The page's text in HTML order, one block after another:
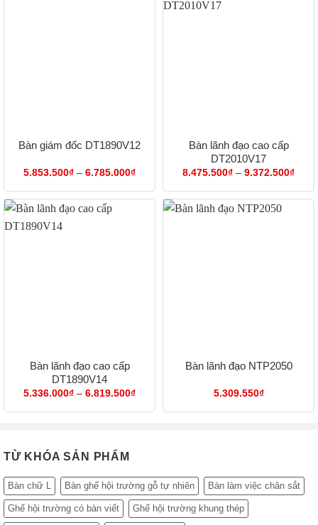
Bàn giám đốc DT1890V12
5.853.500₫ – 6.785.000₫Khoảng
từ
5.853.500₫
Bàn lãnh đạo cao cấp
DT2010V17
8.475.500₫ – 9.372.500₫
từ
Bàn lãnh đạo cao cấp
DT1890V14
5.336.000₫ – 6.819.500₫Khoảng
từ
Bàn lãnh đạo NTP2050
5.309.550₫
TỪ KHÓA SẢN PHẨM
Bàn chữ L Bàn ghế hội trường gỗ tự nhiên Bàn làm việc chân sắt
Ghế hội trường có bàn viết Ghế hội trường khung thép